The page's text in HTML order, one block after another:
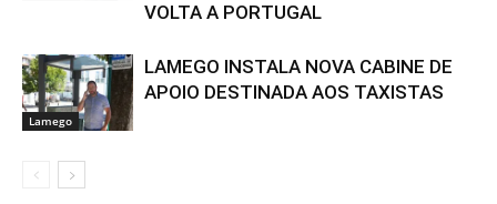
VOLTA A PORTUGAL
Lamego
LAMEGO INSTALA NOVA CABINE DE
APOIO DESTINADA AOS TAXISTAS